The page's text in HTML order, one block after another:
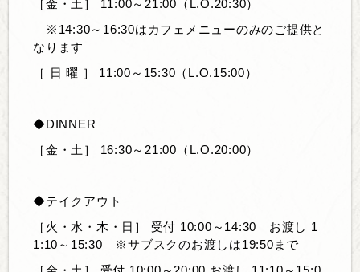
［金・土］
11:00～21:00 （L.O.20:30）
※14:30～16:30はカフェメニューのみのご提供と
なります
［ 日 曜 ］
11:00～15:30（L.O.15:00）
◆DINNER
［金・土］
16:30～21:00（L.O.20:00）
◆テイクアウト
［火・水・木・日］ 受付 10:00～14:30 お渡し 1
1:10～15:30 ※サブスクのお渡しは19:50まで